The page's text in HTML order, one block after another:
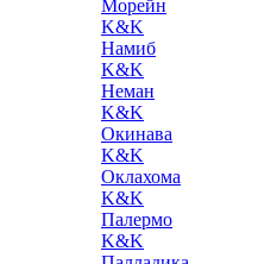
Морейн
K&K
Намиб
K&K
Неман
K&K
Окинава
K&K
Оклахома
K&K
Палермо
K&K